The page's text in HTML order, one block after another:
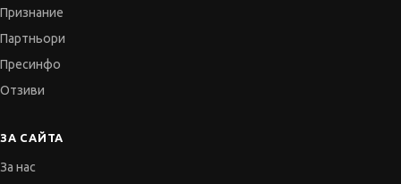
Признание
Партньори
Пресинфо
Отзиви
ЗА САЙТА
За нас